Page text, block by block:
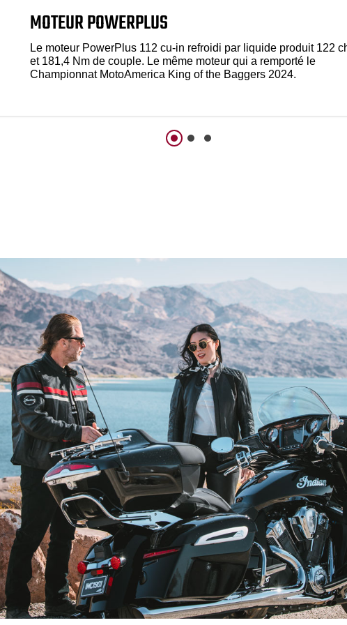
MOTEUR POWERPLUS
Le moteur PowerPlus 112 cu-in refroidi par liquide produit 122
et 181,4 Nm de couple. Le même moteur qui a remporté le
Championnat MotoAmerica King of the Baggers 2024.